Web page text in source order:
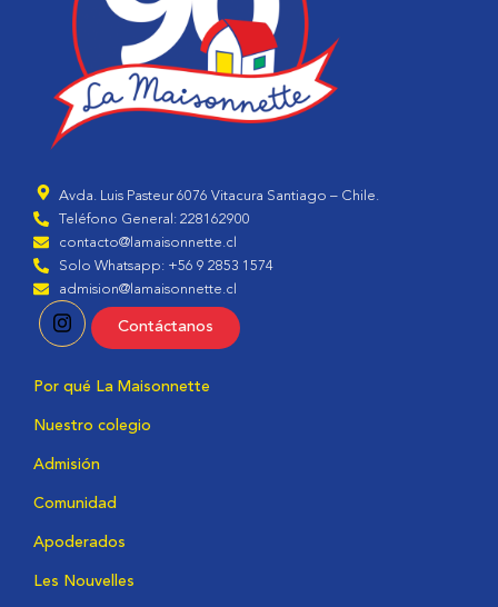
Avda. Luis Pasteur 6076 Vitacura Santiago – Chile.
Teléfono General: 228162900
contacto@lamaisonnette.cl
Solo Whatsapp: +56 9 2853 1574
admision@lamaisonnette.cl
Contáctanos
Por qué La Maisonnette
Nuestro colegio
Admisión
Comunidad
Apoderados
Les Nouvelles